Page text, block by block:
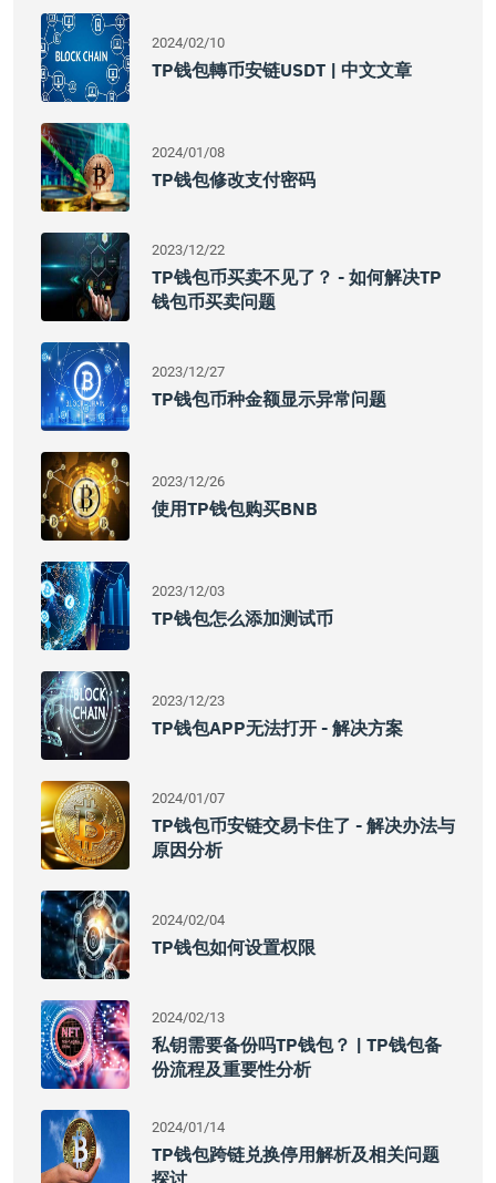
2024/02/10
TP钱包轉币安链USDT | 中文文章
2024/01/08
TP钱包修改支付密码
2023/12/22
TP钱包币买卖不见了？ - 如何解决TP
钱包币买卖问题
2023/12/27
TP钱包币种金额显示异常问题
2023/12/26
使用TP钱包购买BNB
2023/12/03
TP钱包怎么添加测试币
2023/12/23
TP钱包APP无法打开 - 解决方案
2024/01/07
TP钱包币安链交易卡住了 - 解决办法与
原因分析
2024/02/04
TP钱包如何设置权限
2024/02/13
私钥需要备份吗TP钱包？ | TP钱包备
份流程及重要性分析
2024/01/14
TP钱包跨链兑换停用解析及相关问题
探讨